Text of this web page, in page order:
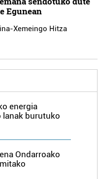
Egunean
Xemeingo Hitza
energia
lanak burutuko
Ondarroako